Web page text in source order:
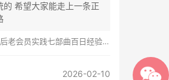
的 希望大家能走上一条正
会员实践七部曲百日经验谈兼苦口忠言
2026-02-10